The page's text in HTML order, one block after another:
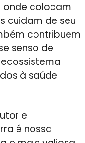
onde colocam
cuidam de seu
contribuem
senso de
à saúde
e
é nossa